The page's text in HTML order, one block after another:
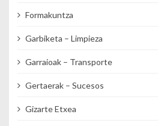
Formakuntza
Garbiketa – Limpieza
Garraioak – Transporte
Gertaerak – Sucesos
Gizarte Etxea